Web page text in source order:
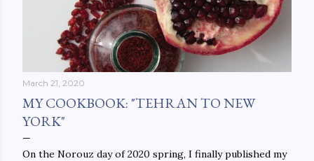
March 21, 2020
MY COOKBOOK: "TEHRAN TO NEW
YORK"
On the Norouz day of 2020 spring, I finally published my